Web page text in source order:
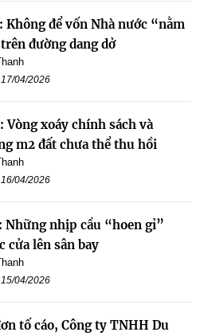
Không để vốn Nhà nước “nằm
đường dang dở
04/2026
Vòng xoáy chính sách và
m2 đất chưa thể thu hồi
04/2026
Những nhịp cầu “hoen gỉ”
cửa lên sân bay
04/2026
tố cáo, Công ty TNHH Du